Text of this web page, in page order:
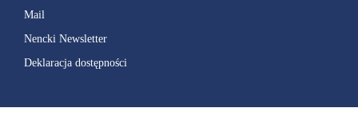
Mail
Nencki Newsletter
Deklaracja dostępności